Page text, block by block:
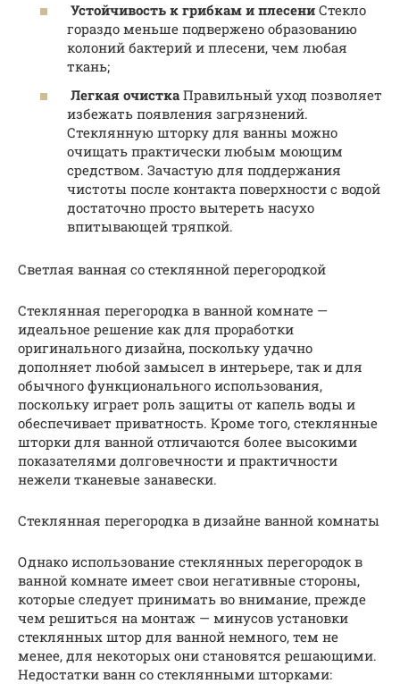
Устойчивость к грибкам и плесени Стекло
гораздо меньше подвержено образованию
колоний бактерий и плесени, чем любая
ткань;
Легкая очистка Правильный уход позволяет
избежать появления загрязнений.
Стеклянную шторку для ванны можно
очищать практически любым моющим
средством. Зачастую для поддержания
чистоты после контакта поверхности с водой
достаточно просто вытереть насухо
впитывающей тряпкой.
Светлая ванная со стеклянной перегородкой
Стеклянная перегородка в ванной комнате —
идеальное решение как для проработки
оригинального дизайна, поскольку удачно
дополняет любой замысел в интерьере, так и для
обычного функционального использования,
поскольку играет роль защиты от капель воды и
обеспечивает приватность. Кроме того, стеклянные
шторки для ванной отличаются более высокими
показателями долговечности и практичности
нежели тканевые занавески.
Стеклянная перегородка в дизайне ванной комнаты
Однако использование стеклянных перегородок в
ванной комнате имеет свои негативные стороны,
которые следует принимать во внимание, прежде
чем решиться на монтаж — минусов установки
стеклянных штор для ванной немного, тем не
менее, для некоторых они становятся решающими.
Недостатки ванн со стеклянными шторками: